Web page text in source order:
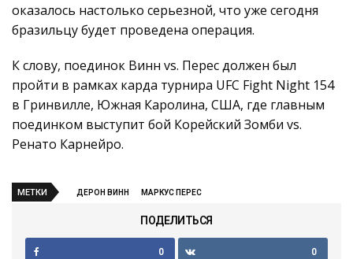
оказалось настолько серьезной, что уже сегодня
бразильцу будет проведена операция.
К слову, поединок Винн vs. Перес должен был
пройти в рамках карда турнира UFC Fight Night 154
в Гринвилле, Южная Каролина, США, где главным
поединком выступит бой Корейский Зомби vs.
Ренато Карнейро.
МЕТКИ ДЕРОН ВИНН МАРКУС ПЕРЕС
ПОДЕЛИТЬСЯ
0 0